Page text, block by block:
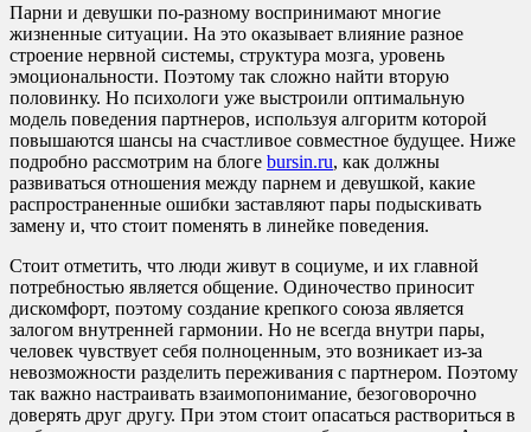
Парни и девушки по-разному воспринимают многие
жизненные ситуации. На это оказывает влияние разное
строение нервной системы, структура мозга, уровень
эмоциональности. Поэтому так сложно найти вторую
половинку. Но психологи уже выстроили оптимальную
модель поведения партнеров, используя алгоритм которой
повышаются шансы на счастливое совместное будущее. Ниже
подробно рассмотрим на блоге bursin.ru, как должны
развиваться отношения между парнем и девушкой, какие
распространенные ошибки заставляют пары подыскивать
замену и, что стоит поменять в линейке поведения.
Стоит отметить, что люди живут в социуме, и их главной
потребностью является общение. Одиночество приносит
дискомфорт, поэтому создание крепкого союза является
залогом внутренней гармонии. Но не всегда внутри пары,
человек чувствует себя полноценным, это возникает из-за
невозможности разделить переживания с партнером. Поэтому
так важно настраивать взаимопонимание, безоговорочно
доверять друг другу. При этом стоит опасаться раствориться в